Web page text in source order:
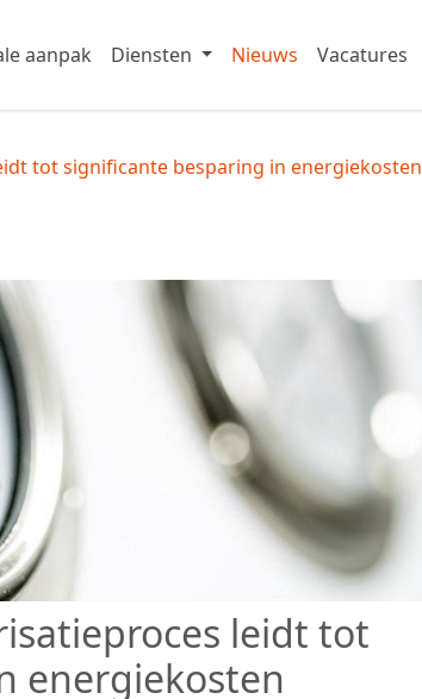
aanpak Diensten Nieuws Vacatures
tot significante besparing in energiekosten
leidt tot
energiekosten